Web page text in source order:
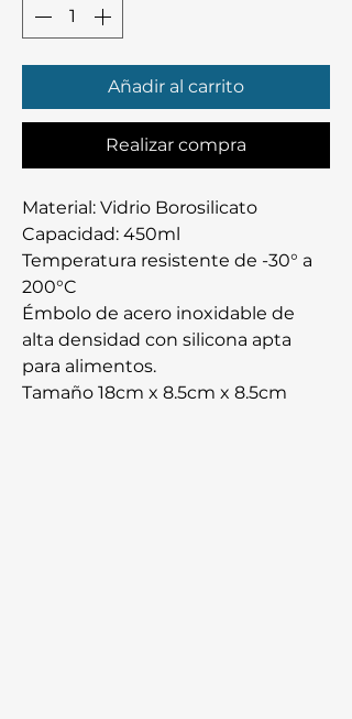
Añadir al carrito
Realizar compra
Material: Vidrio Borosilicato
Capacidad: 450ml
Temperatura resistente de -30° a
200°C
Émbolo de acero inoxidable de
alta densidad con silicona apta
para alimentos.
Tamaño 18cm x 8.5cm x 8.5cm